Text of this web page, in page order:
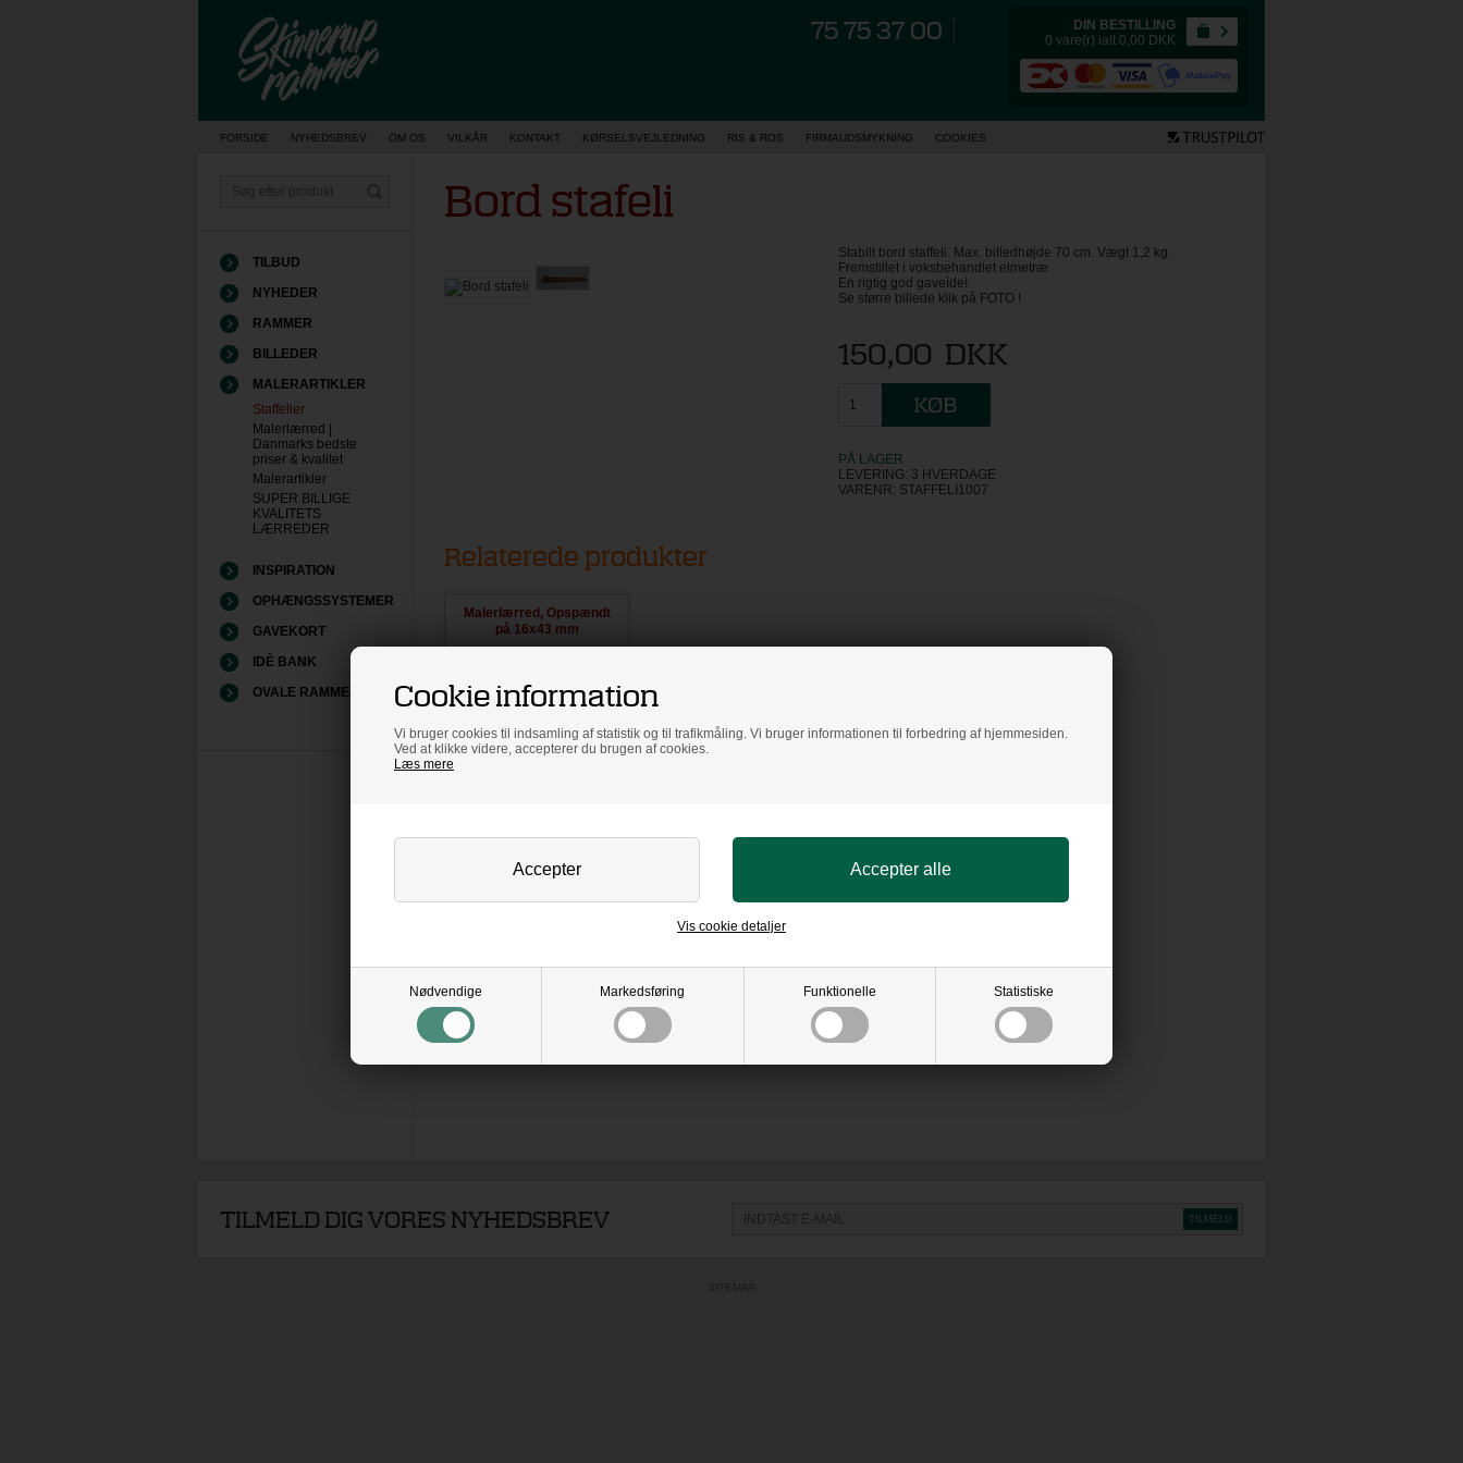
Cookie information
Vi bruger cookies til indsamling af statistik og til trafikmåling. Vi bruger informationen til forbedring af hjemmesiden.
Ved at klikke videre, accepterer du brugen af cookies.
Læs mere
Nødvendige Markedsføring Funktionelle Statistiske
Vis cookie detaljer
75 75 37 00
DIN BESTILLING
0 vare(r) ialt 0,00 DKK
FORSIDE NYHEDSBREV OM OS VILKÅR KONTAKT KØRSELSVEJLEDNING RIS & ROS FIRMAUDSMYKNING COOKIES
TILBUD
NYHEDER
RAMMER
BILLEDER
MALERARTIKLER
Staffelier
Malerlærred |
Danmarks bedste
priser & kvalitet
Malerartikler
SUPER BILLIGE
KVALITETS
LÆRREDER
INSPIRATION
OPHÆNGSSYSTEMER
GAVEKORT
IDÈ BANK
OVALE RAMMER
Bord stafeli
Stabilt bord staffeli. Max. billedhøjde 70 cm. Vægt 1,2 kg.
Fremstillet i voksbehandlet elmetræ.
En rigtig god gaveìde!
Se større billede klik på FOTO !
150,00 DKK
PÅ LAGER
LEVERING: 3 HVERDAGE
VARENR: STAFFELI1007
Relaterede produkter
Malerlærred, Opspændt
på 16x43 mm
blindramme - DANSK
Klik og beregn pris
TILMELD DIG VORES NYHEDSBREV